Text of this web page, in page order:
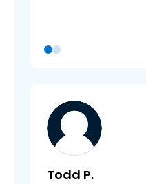
Todd P.